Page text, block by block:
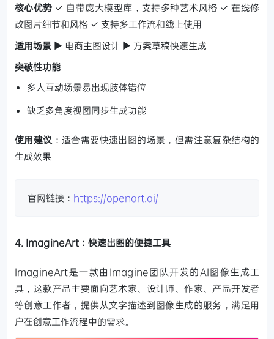
核心优势 ✓ 自带庞大模型库，支持多种艺术风格 ✓ 在线修
改图片细节和风格 ✓ 支持多工作流和线上使用
适用场景 ▶ 电商主图设计 ▶ 方案草稿快速生成
突破性功能
多人互动场景易出现肢体错位
缺乏多角度视图同步生成功能
使用建议 ：适合需要快速出图的场景，但需注意复杂结构的
生成效果
官网链接： https://openart.ai/
4. ImagineArt：快速出图的便捷工具
ImagineArt是一款由Imagine团队开发的AI图像生成工
具，这款产品主要面向艺术家、设计师、作家、产品开发者
等创意工作者，提供从文字描述到图像生成的服务，满足用
户在创意工作流程中的需求。